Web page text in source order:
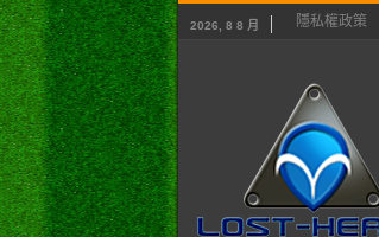
2026, 8 8 月 隱私權政策